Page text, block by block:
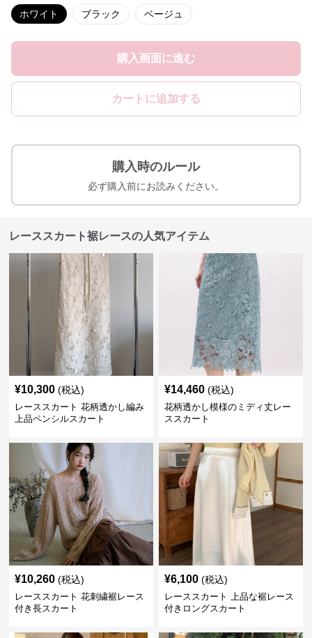
ホワイト ブラック ベージュ
購入画面に進む
カートに追加する
購入時のルール
必ず購入前にお読みください。
レーススカート裾レースの人気アイテム
¥10,300 (税込)
レーススカート 花柄透かし編み
上品ペンシルスカート
¥14,460 (税込)
花柄透かし模様のミディ丈レー
ススカート
¥10,260 (税込)
レーススカート 花刺繍裾レース
付き長スカート
¥6,100 (税込)
レーススカート 上品な裾レース
付きロングスカート